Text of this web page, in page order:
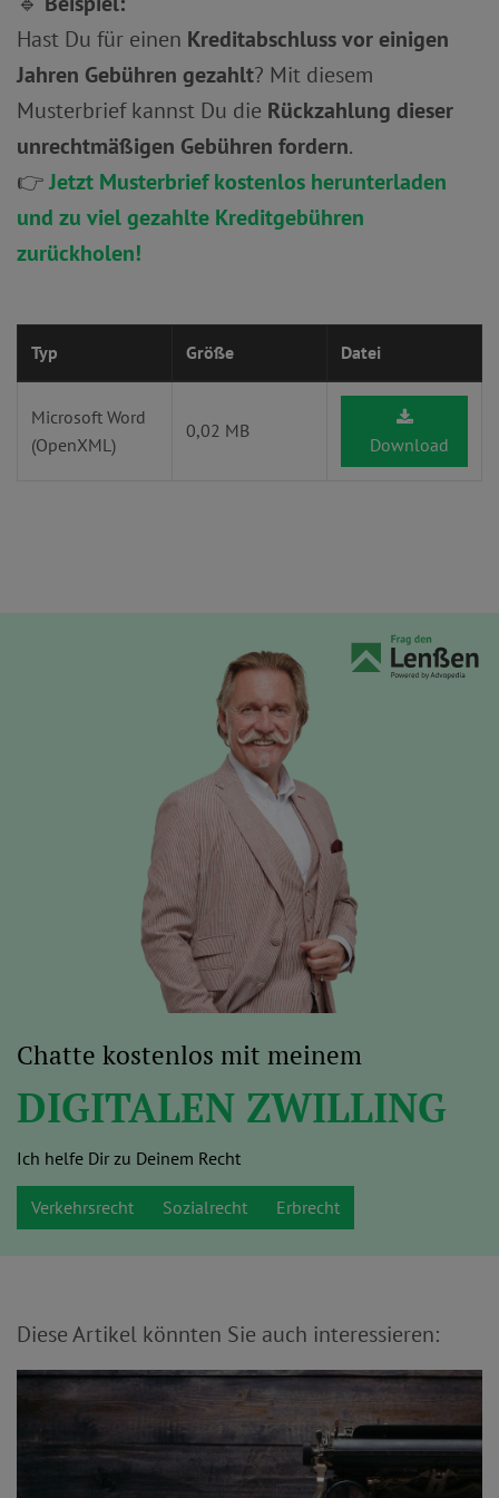
Hast Du für einen Kreditabschluss vor einigen
Jahren Gebühren gezahlt? Mit diesem
Musterbrief kannst Du die Rückzahlung dieser
unrechtmäßigen Gebühren fordern.
👉Jetzt Musterbrief kostenlos herunterladen
und zu viel gezahlte Kreditgebühren
zurückholen!
Typ Größe Datei
Microsoft Word
(OpenXML)
0,02 MB
Download
Chatte kostenlos mit meinem
DIGITALEN ZWILLING
Ich helfe Dir zu Deinem Recht
Verkehrsrecht Sozialrecht Erbrecht
Diese Artikel könnten Sie auch interessieren: